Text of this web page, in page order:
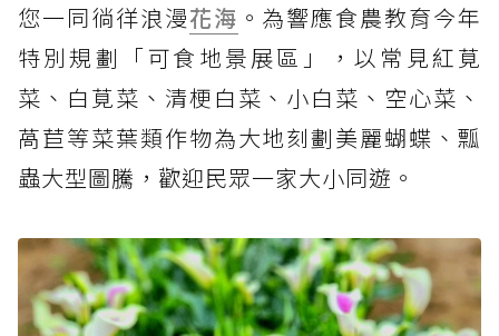
您一同徜徉浪漫花海 。為響應食農教育今年
特別規劃「可食地景展區」，以常見紅莧
菜、白莧菜、清梗白菜、小白菜、空心菜、
萵苣等菜葉類作物為大地刻劃美麗蝴蝶、瓢
蟲大型圖騰，歡迎民眾一家大小同遊。